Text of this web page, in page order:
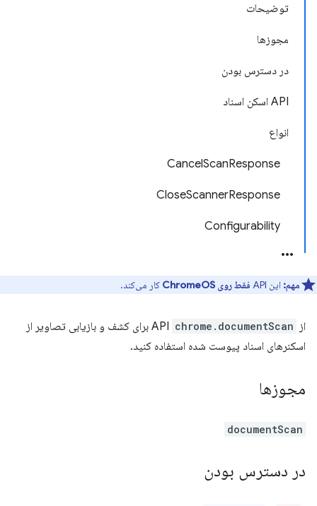
توضیحات
مجوزها
در دسترس بودن
API اسکن اسناد
انواع
CancelScanResponse
CloseScannerResponse
Configurability
مهم: این API فقط روی ChromeOS کار می‌کند.
از API chrome.documentScan
برای کشف و بازیابی تصاویر از
اسکنرهای اسناد پیوست شده استفاده کنید.
مجوزها
documentScan
در دسترس بودن